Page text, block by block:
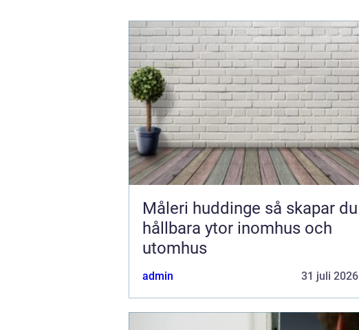
Måleri huddinge så skapar du
hållbara ytor inomhus och
utomhus
admin 31 juli 2026